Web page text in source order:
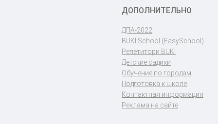
ДОПОЛНИТЕЛЬНО
ДПА-2022
BUKI School (EasySchool)
Репетитори BUKI
Детские садики
Обучение по городам
Подготовка к школе
Контактная информация
Реклама на сайте